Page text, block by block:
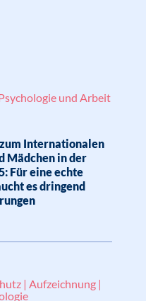
und Arbeit
Internationalen
Mädchen in der
Für eine echte
es dringend
| Aufzeichnung |